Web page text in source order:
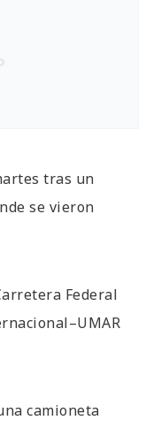
tras un
se vieron
Federal
camioneta